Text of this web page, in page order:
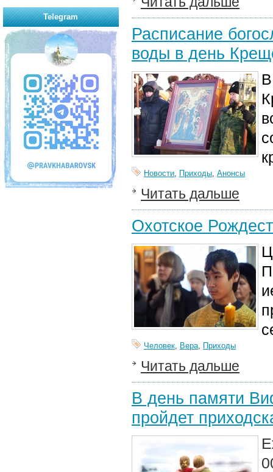
Расписание
воды в день
Новости, Приходы, Анонсы
Читать дальше
Охотское
Человек, Вера, Приходы
Читать дальше
В день памяти
пройдет
Telegram